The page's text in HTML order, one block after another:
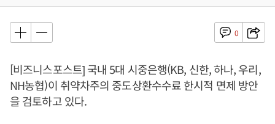
0
[비즈니스포스트] 국내 5대 시중은행(KB, 신한, 하나, 우리,
NH농협)이 취약차주의 중도상환수수료 한시적 면제 방안
을 검토하고 있다.